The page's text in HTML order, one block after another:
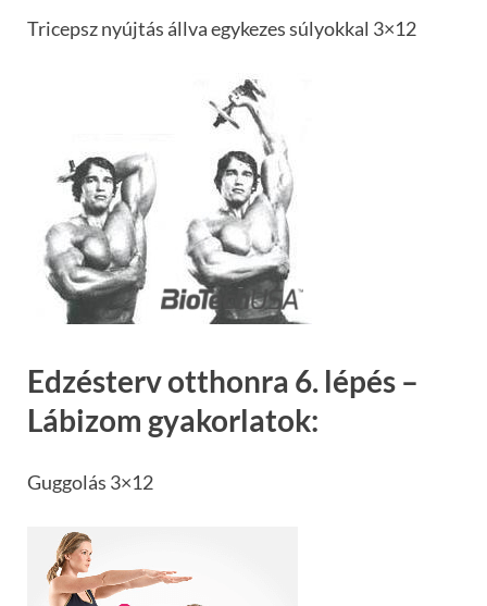
Tricepsz nyújtás állva egykezes súlyokkal 3×12
Edzésterv otthonra 6. lépés –
Lábizom gyakorlatok:
Guggolás 3×12